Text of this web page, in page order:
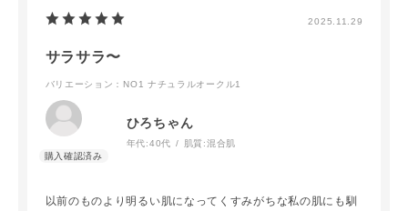
2025.11.29
サラサラ〜
バリエーション：NO1 ナチュラルオークル1
ひろちゃん
年代:40代 肌質:混合肌
以前のものより明るい肌になってくすみがちな私の肌にも馴